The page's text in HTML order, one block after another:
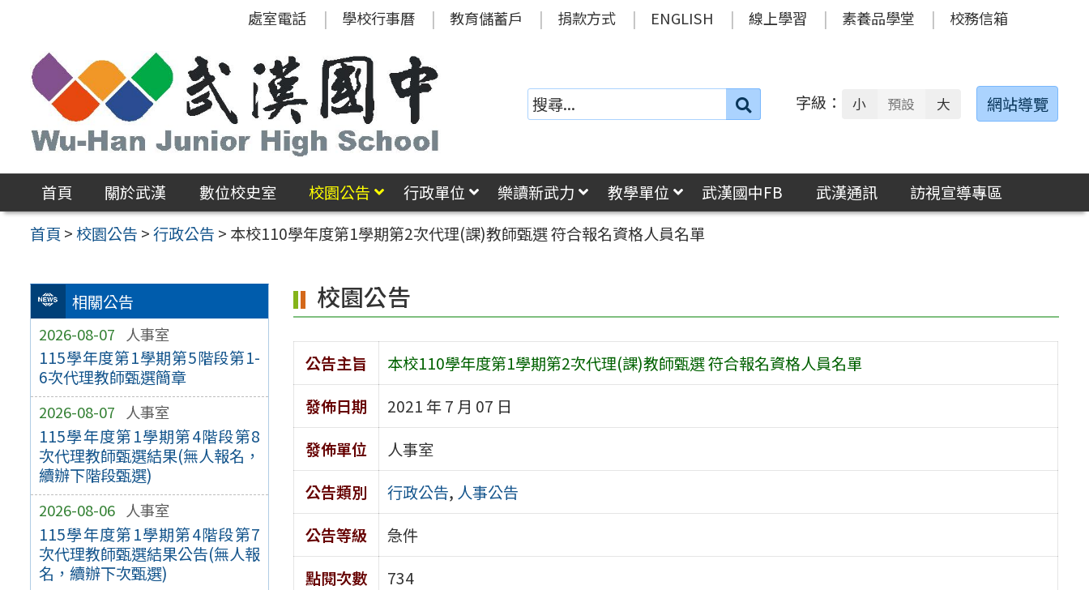
區
處室電話 學校行事曆 教育儲蓄戶 捐款方式 ENGLISH 線上學習 素養品學堂 校務信箱
搜
字級： 小 預設 大 網站導覽
首頁 關於武漢 數位校史室 校園公告 行政單位 樂讀新武力 教學單位 武漢國中FB 武漢通訊
訪視宣導專區
首頁 >校園公告 >行政公告 > 本校110學年度第1學期第2次代理(課)教師甄選 符合報名資格人員名單
相關公告
2026-08-07 人事室
115學年度第1學期第5階段第1-
6次代理教師甄選簡章
2026-08-07 人事室
115學年度第1學期第4階段第8
次代理教師甄選結果(無人報名，
續辦下階段甄選)
2026-08-06 人事室
115學年度第1學期第4階段第7
次代理教師甄選結果公告(無人報
名，續辦下次甄選)
校園公告
公告主旨
本校110學年度第1學期第2次代理(課)教師甄選 符合報名資格人員名單
發佈日期
2021 年 7 月 07 日
發佈單位
人事室
公告類別
行政公告, 人事公告
公告等級
急件
點閱次數
734